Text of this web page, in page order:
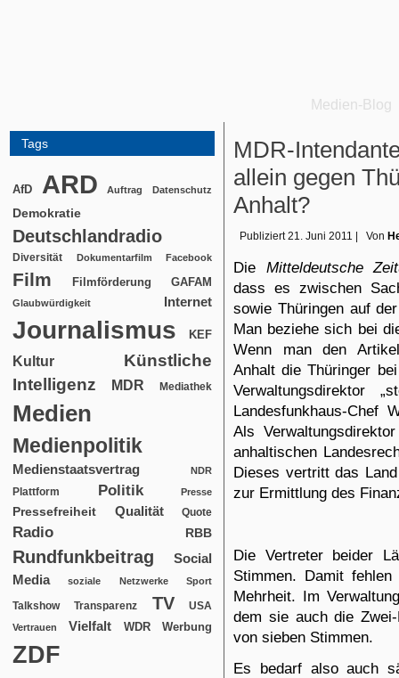
Medien-Blog
Tags
AfD ARD Auftrag Datenschutz
Demokratie
Deutschlandradio
Diversität Dokumentarfilm Facebook
Film Filmförderung GAFAM
Glaubwürdigkeit Internet
Journalismus KEF
Kultur
Künstliche
Intelligenz
MDR Mediathek
Medien
Medienpolitik
Medienstaatsvertrag NDR
Plattform Politik Presse
Pressefreiheit Qualität Quote
Radio RBB
Rundfunkbeitrag
Social
Media
soziale Netzwerke Sport
Talkshow Transparenz TV USA
Vertrauen Vielfalt WDR Werbung
ZDF
MDR-
allein gegen
Anhalt?
Publiziert 21. Juni 2011 Von
Die Mitteldeutsche
dass es zwischen
sowie Thüringen auf
Man beziehe sich bei
Wenn man den
Anhalt die Thüringer
Verwaltungsdirektor
Landesfunkhaus-Chef
Als
anhaltischen
Dieses vertritt das
zur Ermittlung des
Die Vertreter beider
Stimmen. Damit
Mehrheit. Im
dem sie auch die
von sieben Stimmen.
Es bedarf also auch